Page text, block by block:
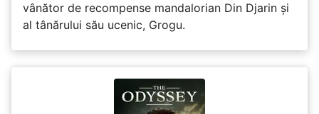
vânător de recompense mandalorian Din Djarin și
al tânărului său ucenic, Grogu.